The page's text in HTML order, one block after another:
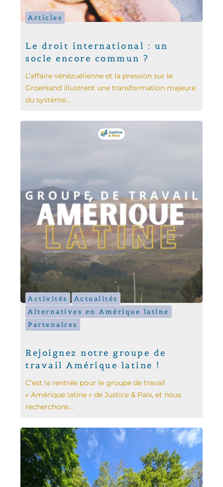
Articles
Le droit international : un
socle encore commun ?
L’affaire vénézuélienne et la pression sur le
Groenland illustrent une transformation majeure
du système...
Activités
Actualités
Alternatives en Amérique latine
Partenaires
Rejoignez notre groupe de
travail Amérique latine !
C’est la rentrée pour le groupe de travail
« Amérique latine » de Justice & Paix, et nous
recherchons...